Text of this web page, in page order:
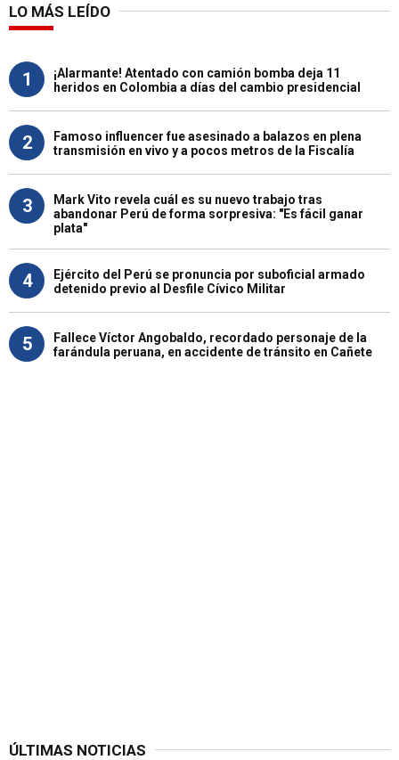
LO MÁS LEÍDO
1
¡Alarmante! Atentado con camión bomba deja 11
heridos en Colombia a días del cambio presidencial
2
Famoso influencer fue asesinado a balazos en plena
transmisión en vivo y a pocos metros de la Fiscalía
3
Mark Vito revela cuál es su nuevo trabajo tras
abandonar Perú de forma sorpresiva: "Es fácil ganar
plata"
4
Ejército del Perú se pronuncia por suboficial armado
detenido previo al Desfile Cívico Militar
5
Fallece Víctor Angobaldo, recordado personaje de la
farándula peruana, en accidente de tránsito en Cañete
ÚLTIMAS NOTICIAS